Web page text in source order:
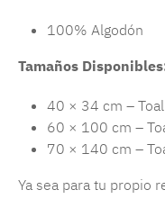
100% Algodón
Tamaños
40 × 34 cm –
60 × 100 cm –
70 × 140 cm –
Ya sea para tu propio